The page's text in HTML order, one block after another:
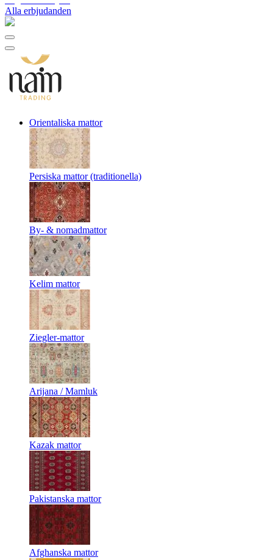
Alla erbjudanden
Orientaliska mattor
Persiska mattor (traditionella)
By- & nomadmattor
Kelim mattor
Ziegler-mattor
Arijana / Mamluk
Kazak mattor
Pakistanska mattor
Afghanska mattor